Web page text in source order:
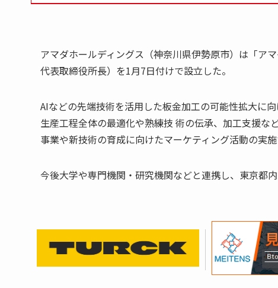
アマダホールディングス（神奈川県伊勢原市）は「ア
代表取締役所長）を1月7日付けで設立した。
AIなどの先端技術を活用した板金加工の可能性拡大に
生産工程全体の最適化や熟練技 術の伝承、加工支援
事業や新技術の育成に向けたマーケティング活動の実施
今後大学や専門機関・研究機関などと連携し、東京都